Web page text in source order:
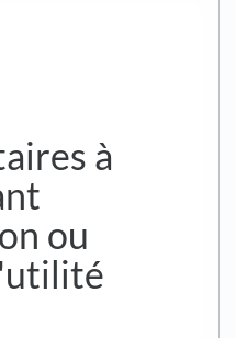
à
ou